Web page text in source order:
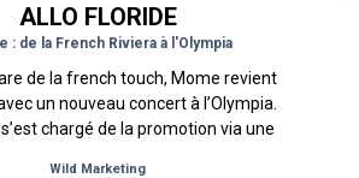
ALLO FLORIDE
: de la French Riviera à l'Olympia
de la french touch, Mome revient
un nouveau concert à l’Olympia.
chargé de la promotion via une
Wild Marketing